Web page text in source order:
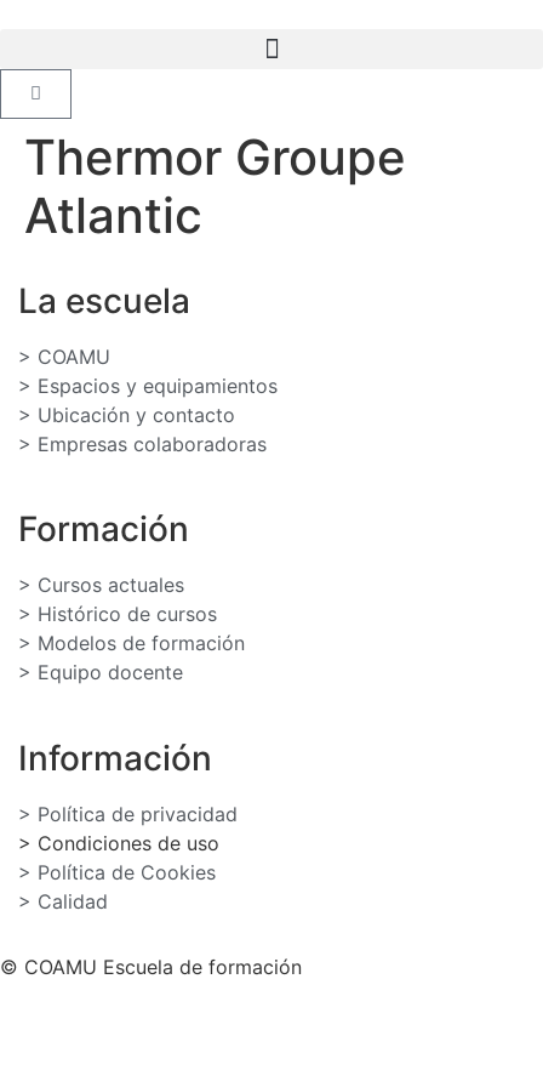
Thermor Groupe
Atlantic
La escuela
> COAMU
> Espacios y equipamientos
> Ubicación y contacto
> Empresas colaboradoras
Formación
> Cursos actuales
> Histórico de cursos
> Modelos de formación
> Equipo docente
Información
> Política de privacidad
> Condiciones de uso
> Política de Cookies
> Calidad
© COAMU Escuela de formación